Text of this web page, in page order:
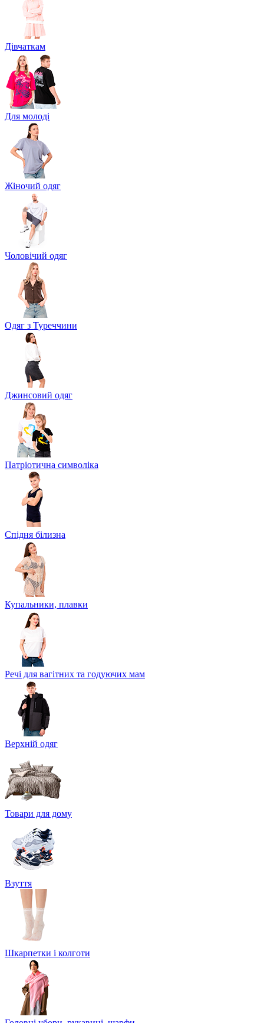
Дівчаткам
Для молоді
Жіночий одяг
Чоловічий одяг
Одяг з Туреччини
Джинсовий одяг
Патріотична символіка
Спідня білизна
Купальники, плавки
Речі для вагітних та годуючих мам
Верхній одяг
Товари для дому
Взуття
Шкарпетки і колготи